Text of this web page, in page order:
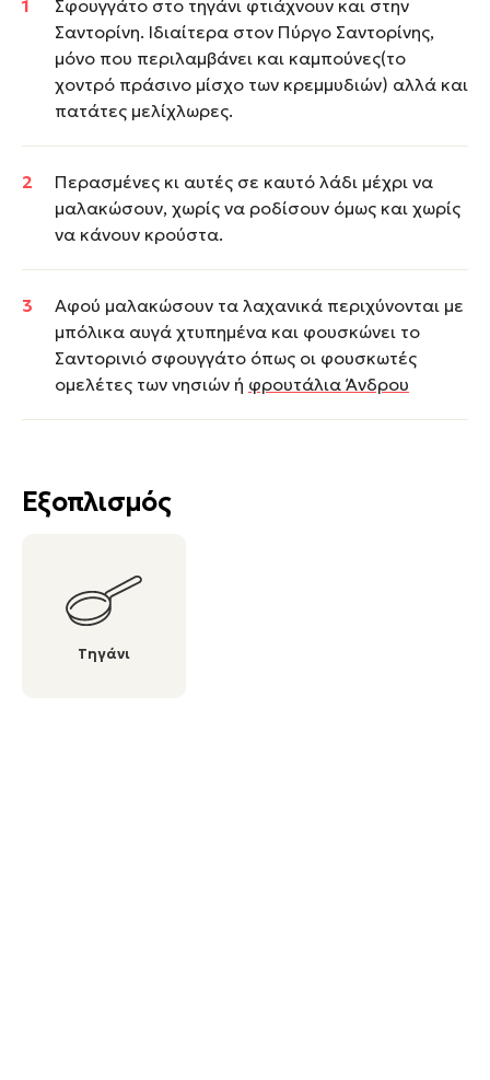
Εξοπλισμός
Τηγάνι
Σφουγγάτο στο τηγάνι φτιάχνουν και στην
Σαντορίνη. Ιδιαίτερα στον Πύργο Σαντορίνης,
μόνο που περιλαμβάνει και καμπούνες(το
χοντρό πράσινο μίσχο των κρεμμυδιών) αλλά και
πατάτες μελίχλωρες.
Περασμένες κι αυτές σε καυτό λάδι μέχρι να
μαλακώσουν, χωρίς να ροδίσουν όμως και χωρίς
να κάνουν κρούστα.
Αφού μαλακώσουν τα λαχανικά περιχύνονται με
μπόλικα αυγά χτυπημένα και φουσκώνει το
Σαντορινιό σφουγγάτο όπως οι φουσκωτές
ομελέτες των νησιών ή φρουτάλια Άνδρου